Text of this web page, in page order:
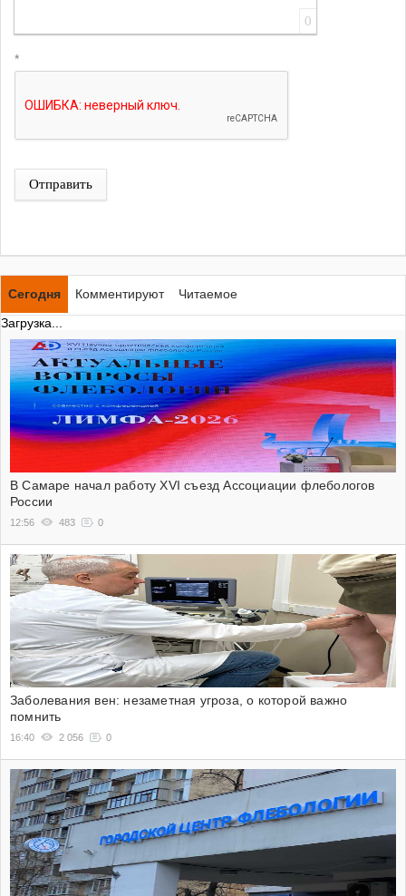
0
*
Отправить
Сегодня Комментируют
Читаемое
Загрузка...
В Самаре начал работу XVI съезд Ассоциации флебологов
России
12:56 483 0
Заболевания вен: незаметная угроза, о которой важно
помнить
16:40 2 056 0